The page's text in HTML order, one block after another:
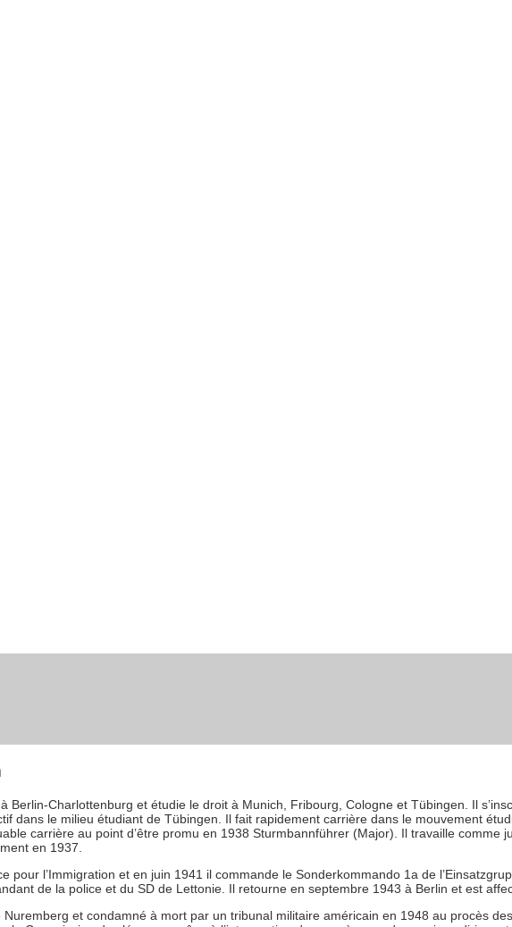
Berlin-Charlottenburg et étudie le droit à Munich, Fribourg, Cologne et Tübingen. Il
dans le milieu étudiant de Tübingen. Il fait rapidement carrière dans le mouvement
carrière au point d’être promu en 1938 Sturmbannführer (Major). Il travaille comme
en 1937.
pour l’Immigration et en juin 1941 il commande le Sonderkommando 1a de
de la police et du SD de Lettonie. Il retourne en septembre 1943 à Berlin et est
et condamné à mort par un tribunal militaire américain en 1948 au procès